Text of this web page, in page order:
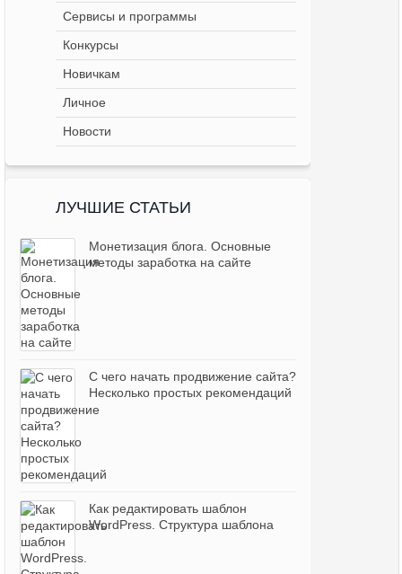
Сервисы и программы
Конкурсы
Новичкам
Личное
Новости
ЛУЧШИЕ СТАТЬИ
Монетизация блога. Основные
методы заработка на сайте
С чего начать продвижение сайта?
Несколько простых рекомендаций
Как редактировать шаблон
WordPress. Структура шаблона